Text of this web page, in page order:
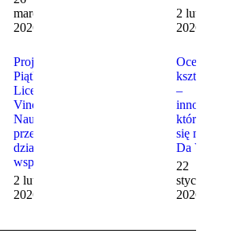
marca,
2026
2 lutego,
2026
Projektowe
Piątki w
Liceum Da
Vinci:
Nauka
przez
działanie i
współpracę
2 lutego,
2026
Ocenianie
–
innowacja,
która stała
się marką
Da Vinci
22
stycznia,
2026